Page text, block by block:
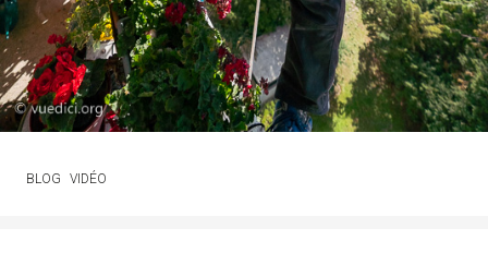
BLOG VIDÉO